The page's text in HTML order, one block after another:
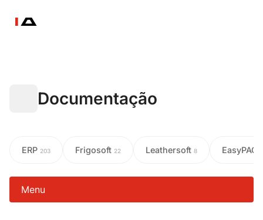
Documentação
ERP 203 Frigosoft 22 Leathersoft 8 EasyPAC
Menu